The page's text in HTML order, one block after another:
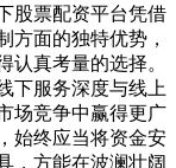
股票配资平台凭借
方面的独特优势，
认真考量的选择。
下服务深度与线上
场竞争中赢得更广
始终应当将资金安
，方能在波澜壮阔